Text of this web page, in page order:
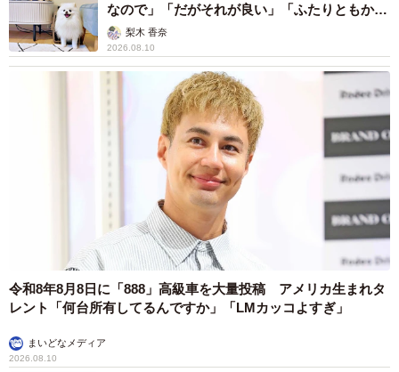
なので」「だがそれが良い」「ふたりともかわ
いいね」
梨木 香奈
2026.08.10
令和8年8月8日に「888」高級車を大量投稿 アメリカ生まれタ
レント「何台所有してるんですか」「LMカッコよすぎ」
まいどなメディア
2026.08.10